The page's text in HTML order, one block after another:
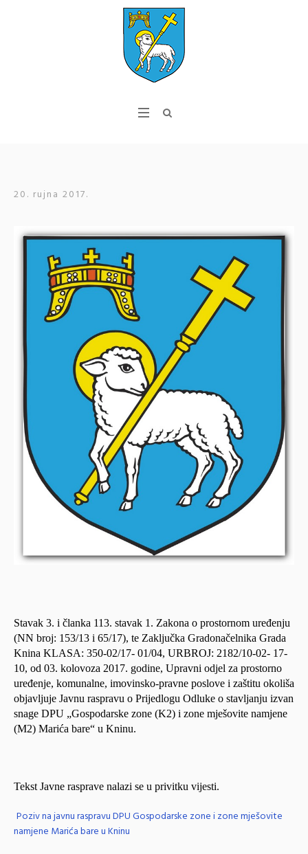
20. rujna 2017.
Stavak 3. i članka 113. stavak 1. Zakona o prostornom uređenju
(NN broj: 153/13 i 65/17), te Zaključka Gradonačelnika Grada
Knina KLASA: 350-02/17- 01/04, URBROJ: 2182/10-02- 17-
10, od 03. kolovoza 2017. godine, Upravni odjel za prostorno
uređenje, komunalne, imovinsko-pravne poslove i zaštitu okoliša
objavljuje Javnu raspravu o Prijedlogu Odluke o stavljanju izvan
snage DPU „Gospodarske zone (K2) i zone mješovite namjene
(M2) Marića bare“ u Kninu.
Tekst Javne rasprave nalazi se u privitku vijesti.
Poziv na javnu raspravu DPU Gospodarske zone i zone mješovite
namjene Marića bare u Kninu